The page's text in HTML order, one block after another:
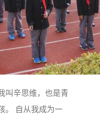
叫辛思维，也是青
。 自从我成为一